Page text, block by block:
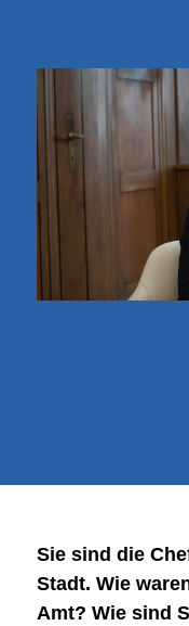
Sie sind die
Stadt. Wie
Amt? Wie sind